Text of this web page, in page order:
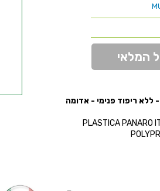
המלאי